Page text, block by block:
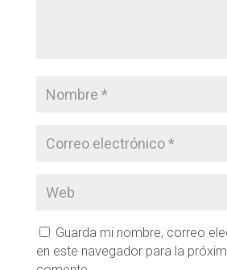
Guarda mi nombre, correo
en este navegador para la